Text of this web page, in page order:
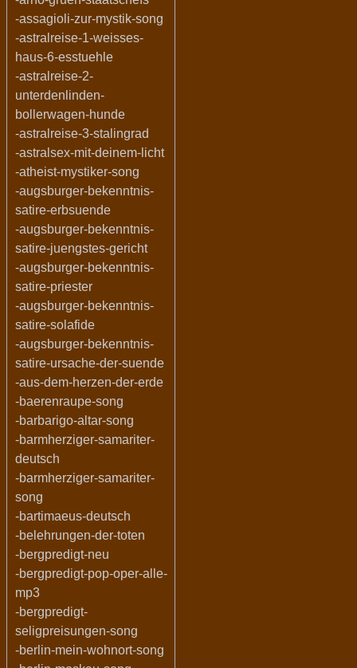
-assagioli-zur-mystik-song
-astralreise-1-weisses-
haus-6-esstuehle
-astralreise-2-
unterdenlinden-
bollerwagen-hunde
-astralreise-3-stalingrad
-astralsex-mit-deinem-licht
-atheist-mystiker-song
-augsburger-bekenntnis-
satire-erbsuende
-augsburger-bekenntnis-
satire-juengstes-gericht
-augsburger-bekenntnis-
satire-priester
-augsburger-bekenntnis-
satire-solafide
-augsburger-bekenntnis-
satire-ursache-der-suende
-aus-dem-herzen-der-erde
-baerenraupe-song
-barbarigo-altar-song
-barmherziger-samariter-
deutsch
-barmherziger-samariter-
song
-bartimaeus-deutsch
-belehrungen-der-toten
-bergpredigt-neu
-bergpredigt-pop-oper-alle-
mp3
-bergpredigt-
seligpreisungen-song
-berlin-mein-wohnort-song